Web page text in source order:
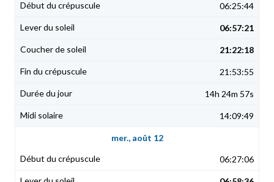
06:25:44
06:57:21
21:22:18
21:53:55
14h 24m 57s
14:09:49
mer., août 12
06:27:06